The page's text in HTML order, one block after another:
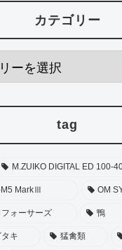
カテゴリー
tag
M.ZUIKO DIGITAL ED 100-
MarkⅢ OM
ォーサーズ 鴨
キ 猛禽類